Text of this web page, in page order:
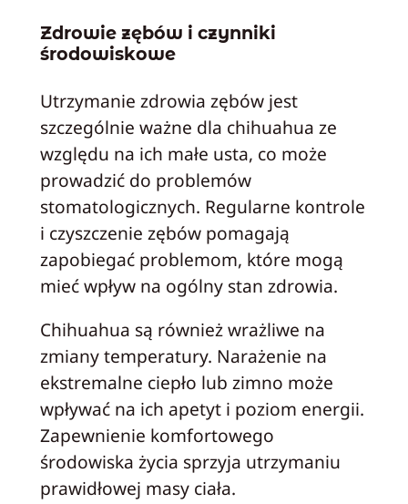
Zdrowie zębów i czynniki
środowiskowe
Utrzymanie zdrowia zębów jest
szczególnie ważne dla chihuahua ze
względu na ich małe usta, co może
prowadzić do problemów
stomatologicznych. Regularne kontrole
i czyszczenie zębów pomagają
zapobiegać problemom, które mogą
mieć wpływ na ogólny stan zdrowia.
Chihuahua są również wrażliwe na
zmiany temperatury. Narażenie na
ekstremalne ciepło lub zimno może
wpływać na ich apetyt i poziom energii.
Zapewnienie komfortowego
środowiska życia sprzyja utrzymaniu
prawidłowej masy ciała.